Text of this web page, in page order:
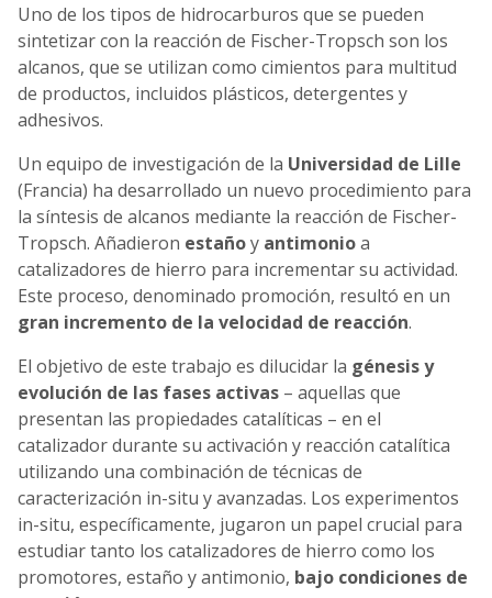
Uno de los tipos de hidrocarburos que se pueden
sintetizar con la reacción de Fischer-Tropsch son los
alcanos, que se utilizan como cimientos para multitud
de productos, incluidos plásticos, detergentes y
adhesivos.
Un equipo de investigación de la Universidad de Lille
(Francia) ha desarrollado un nuevo procedimiento para
la síntesis de alcanos mediante la reacción de Fischer-
Tropsch. Añadieron estañoy antimonioa
catalizadores de hierro para incrementar su actividad.
Este proceso, denominado promoción, resultó en un
gran incremento de la velocidad de reacción.
El objetivo de este trabajo es dilucidar la génesis y
evolución de las fases activas – aquellas que
presentan las propiedades catalíticas – en el
catalizador durante su activación y reacción catalítica
utilizando una combinación de técnicas de
caracterización in-situ y avanzadas. Los experimentos
in-situ, específicamente, jugaron un papel crucial para
estudiar tanto los catalizadores de hierro como los
promotores, estaño y antimonio, bajo condiciones de